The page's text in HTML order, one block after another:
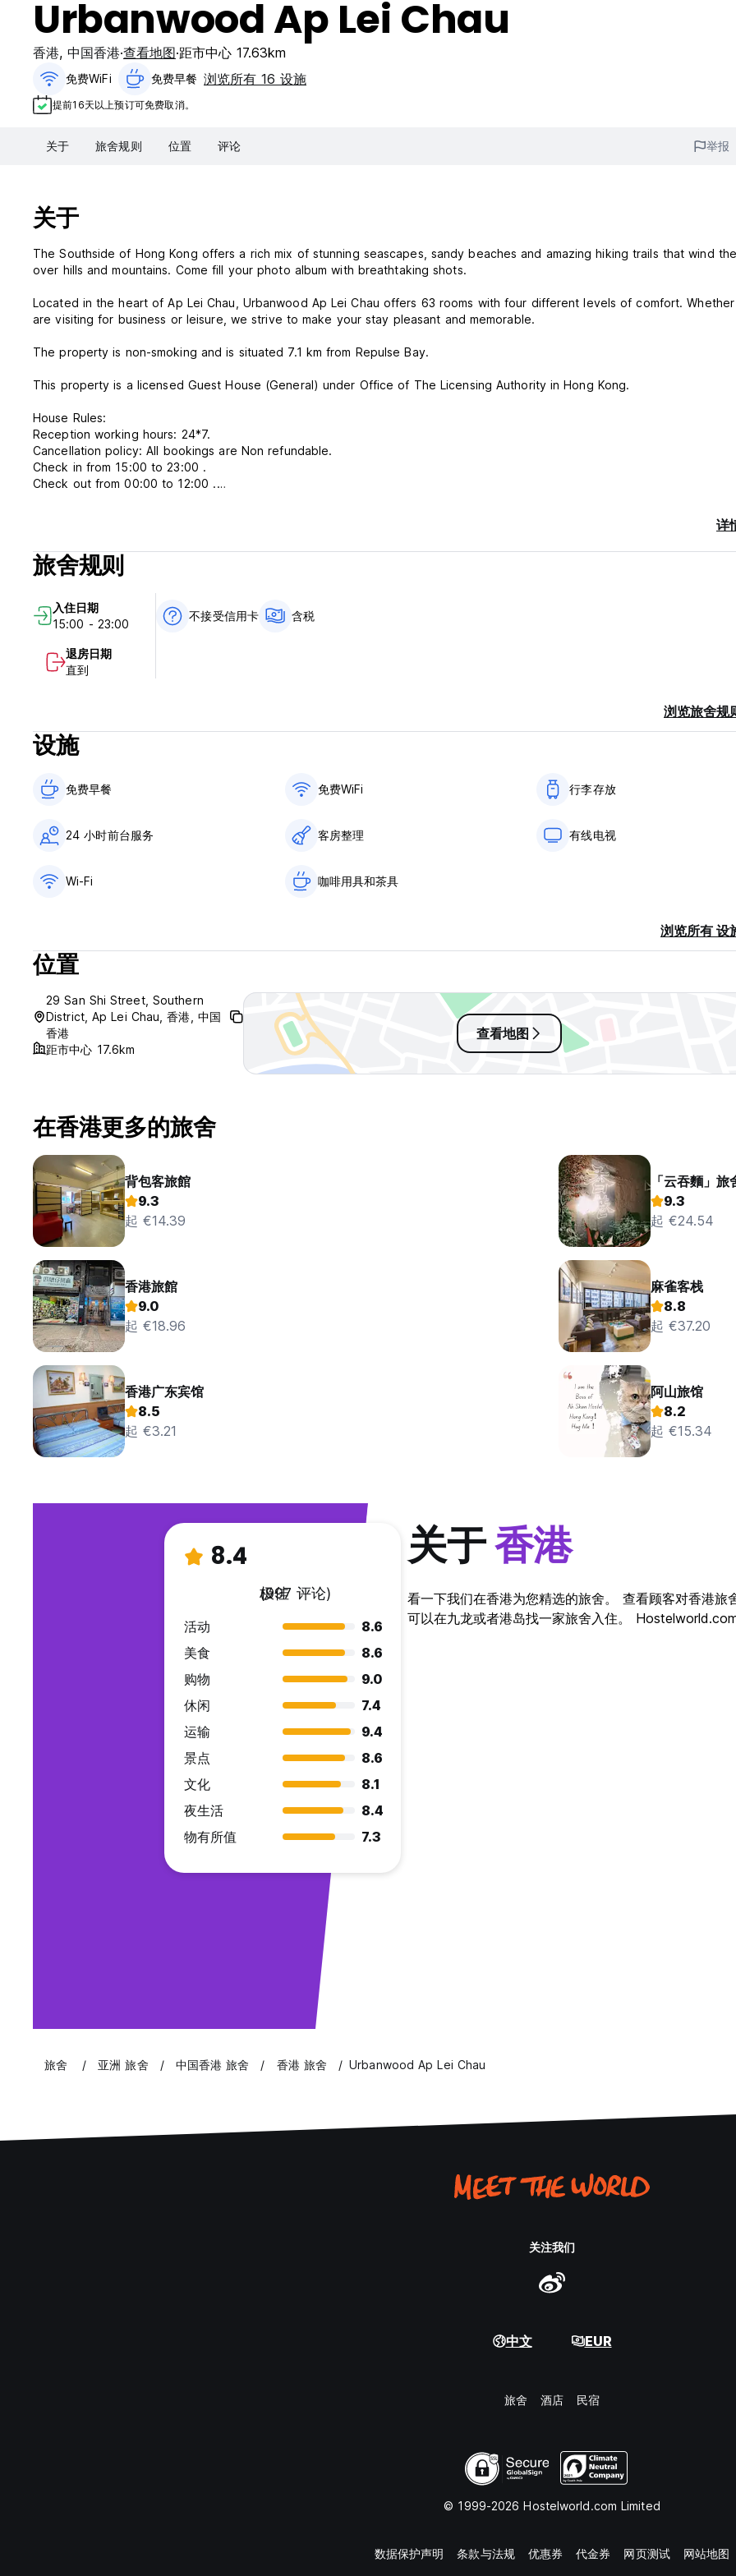
Urbanwood Ap Lei Chau
香港, 中国香港 查看地图 距市中心 17.63km
免费WiFi 免费早餐‎ 浏览所有 16 设施
提前16天以上预订可免费取消。
关于 旅舍规则 位置 评论 举报
关于
The Southside of Hong Kong offers a rich mix of stunning seascapes, sandy beaches and amazing hiking trails that wind
over hills and mountains. Come fill your photo album with breathtaking shots.
Located in the heart of Ap Lei Chau, Urbanwood Ap Lei Chau offers 63 rooms with four different levels of comfort.
are visiting for business or leisure, we strive to make your stay pleasant and memorable.
The property is non-smoking and is situated 7.1 km from Repulse Bay.
This property is a licensed Guest House (General) under Office of The Licensing Authority in Hong Kong.
House Rules:
Reception working hours: 24*7.
Cancellation policy: All bookings are Non refundable.
Check in from 15:00 to 23:00 .
Check out from 00:00 to 12:00 .
No curfew.
We do not accept customers younger than 18+ years of age check-in independently.
详
旅舍规则
入住日期
15:00 - 23:00
退房日期
直到
不接受信用卡 含税
浏览旅舍规
设施
免费早餐‎ 免费WiFi 行李存放
24 小时前台服务 客房整理 有线电视
Wi-Fi 咖啡用具和茶具
浏览所有 设
位置
29 San Shi Street, Southern
District, Ap Lei Chau, 香港, 中国
香港
距市中心 17.6km
查看地图
在香港更多的旅舍
背包客旅館
9.3
起 €14.39
「云吞麵」旅
9.3
起 €24.54
香港旅館
9.0
起 €18.96
麻雀客栈
8.8
起 €37.20
香港广东宾馆
8.5
起 €3.21
阿山旅馆
8.2
起 €15.34
8.4
极佳
(997 评论)
活动
8.6
美食
8.6
购物
9.0
休闲
7.4
运输
9.4
景点
8.6
文化
8.1
夜生活
8.4
物有所值
7.3
关于香港
看一下我们在香港为您精选的旅舍。 查看顾客对香港
可以在九龙或者港岛找一家旅舍入住。
旅舍 亚洲 旅舍 中国香港 旅舍 香港 旅舍 Urbanwood Ap Lei Chau
关注我们
中文 EUR
旅舍 酒店 民宿
© 1999-2026 Hostelworld.com Limited
数据保护声明 条款与法规 优惠券 代金券 网页测试 网站地图